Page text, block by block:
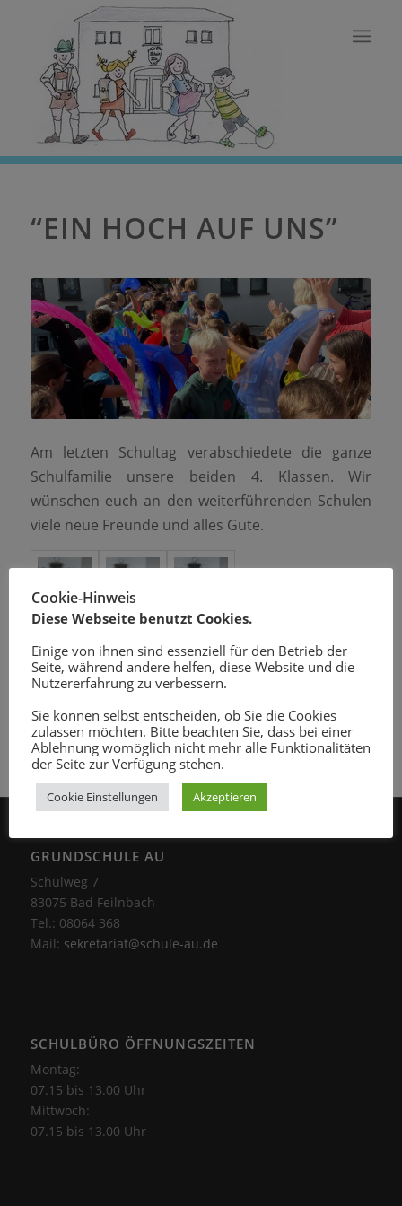
“EIN HOCH AUF UNS”
Am letzten Schultag verabschiedete die ganze
Schulfamilie unsere beiden 4. Klassen. Wir
wünschen euch an den weiterführenden Schulen
viele neue Freunde und alles Gute.
Zurück
GRUNDSCHULE AU
Schulweg 7
83075 Bad Feilnbach
Tel.: 08064 368
Mail: sekretariat@schule-au.de
SCHULBÜRO ÖFFNUNGSZEITEN
Montag:
07.15 bis 13.00 Uhr
Mittwoch:
07.15 bis 13.00 Uhr
Cookie-Hinweis
Diese Webseite benutzt Cookies.
Einige von ihnen sind essenziell für den Betrieb der
Seite, während andere helfen, diese Website und die
Nutzererfahrung zu verbessern.
Sie können selbst entscheiden, ob Sie die Cookies
zulassen möchten. Bitte beachten Sie, dass bei einer
Ablehnung womöglich nicht mehr alle Funktionalitäten
der Seite zur Verfügung stehen.
Cookie Einstellungen Akzeptieren